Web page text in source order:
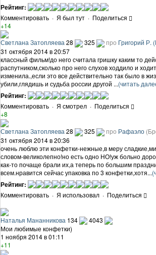
Рейтинг:
Комментировать · Я был тут · Поделиться
+14
Светлана Затопляева 28 325 про Григорий Р.
31 октября 2014 в 20:57
классный фильм!до него считала гришку каким то
распутником,сколько про него слухов ходдило и
изменила.,если это все действительно так было в
убили,глядишь и судьба россии другой ...(читать
Рейтинг:
Комментировать · Я смотрел · Поделиться
+8
Светлана Затопляева 28 325 про Рафаэло
31 октября 2014 в 20:36
очень люблю эти конфетки-нежные,в меру
словом-великолепно!но есть одно НО!уж больно
как-то почаще брали их,а теперь по большим
всем.нравится сейчас упаковка по 3 конфетки,хотя...
Рейтинг:
Комментировать · Я использовал · Поделиться
Наталья Мананникова 134
4043
Мои любимые конфетки)
1 ноября 2014 в 01:11
+11